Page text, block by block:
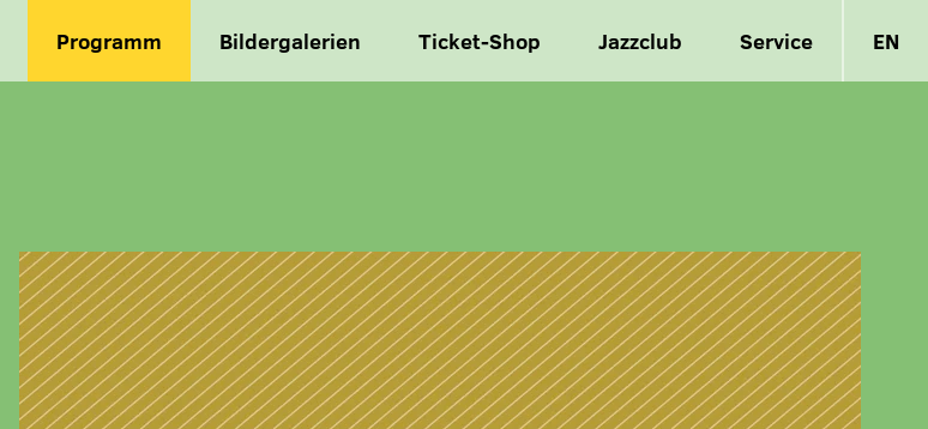
Programm Bildergalerien Ticket-Shop Jazzclub Service EN